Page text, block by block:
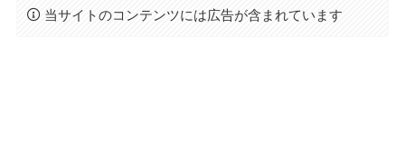
当サイトのコンテンツには広告が含まれています